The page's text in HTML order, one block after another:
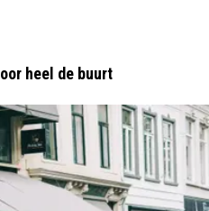
heel de buurt